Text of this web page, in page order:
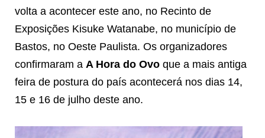
volta a acontecer este ano, no Recinto de
Exposições Kisuke Watanabe, no município de
Bastos, no Oeste Paulista. Os organizadores
confirmaram a A Hora do Ovo que a mais antiga
feira de postura do país acontecerá nos dias 14,
15 e 16 de julho deste ano.